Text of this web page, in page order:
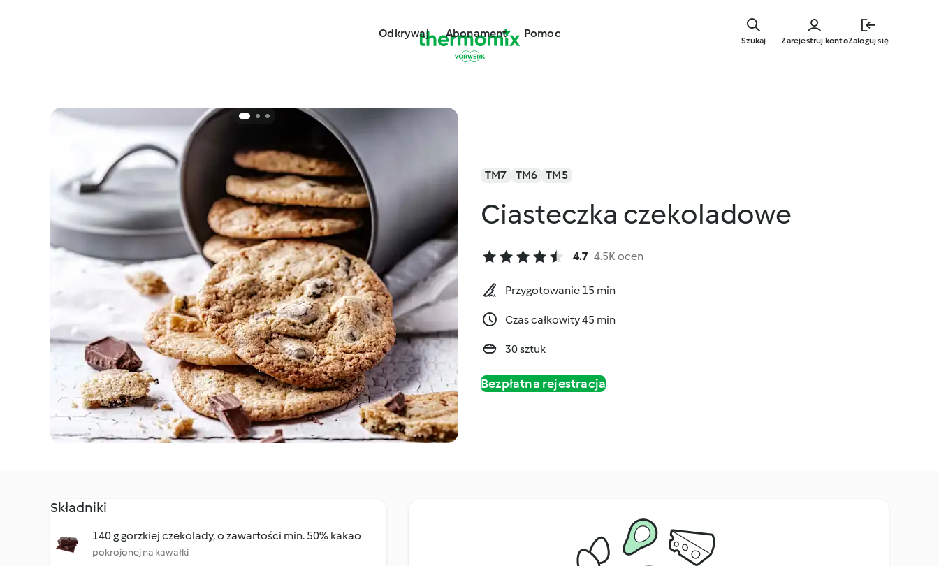
głównej
Odkrywaj Abonament Pomoc
Zarejestruj kontoZaloguj się
Szukaj
TM7 TM6 TM5
Ciasteczka czekoladowe
4.7 4.5K ocen
Przygotowanie 15 min
Czas całkowity 45 min
30 sztuk
Bezpłatna rejestracja
Składniki
140 g gorzkiej czekolady, o zawartości min. 50% kakao
pokrojonej na kawałki